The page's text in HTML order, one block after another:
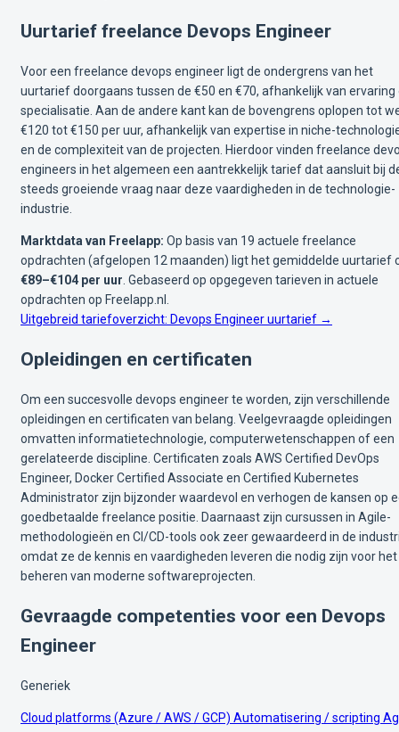
Uurtarief freelance Devops Engineer
Voor een freelance devops engineer ligt de ondergrens van het
uurtarief doorgaans tussen de €50 en €70, afhankelijk van ervaring
specialisatie. Aan de andere kant kan de bovengrens oplopen tot
€120 tot €150 per uur, afhankelijk van expertise in niche-
en de complexiteit van de projecten. Hierdoor vinden freelance
engineers in het algemeen een aantrekkelijk tarief dat aansluit bij
steeds groeiende vraag naar deze vaardigheden in de technologie-
industrie.
Marktdata van Freelapp: Op basis van 19 actuele freelance
opdrachten (afgelopen 12 maanden) ligt het gemiddelde uurtarief
€89–€104 per uur. Gebaseerd op opgegeven tarieven in actuele
opdrachten op Freelapp.nl.
Uitgebreid tariefoverzicht: Devops Engineer uurtarief →
Opleidingen en certificaten
Om een succesvolle devops engineer te worden, zijn verschillende
opleidingen en certificaten van belang. Veelgevraagde opleidingen
omvatten informatietechnologie, computerwetenschappen of een
gerelateerde discipline. Certificaten zoals AWS Certified DevOps
Engineer, Docker Certified Associate en Certified Kubernetes
Administrator zijn bijzonder waardevol en verhogen de kansen op
goedbetaalde freelance positie. Daarnaast zijn cursussen in Agile-
methodologieën en CI/CD-tools ook zeer gewaardeerd in de
omdat ze de kennis en vaardigheden leveren die nodig zijn voor het
beheren van moderne softwareprojecten.
Gevraagde competenties voor een Devops
Engineer
Generiek
Cloud platforms (Azure / AWS / GCP) Automatisering / scripting